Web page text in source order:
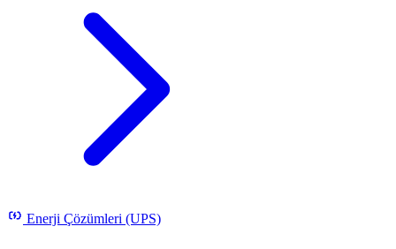
Enerji Çözümleri (UPS)